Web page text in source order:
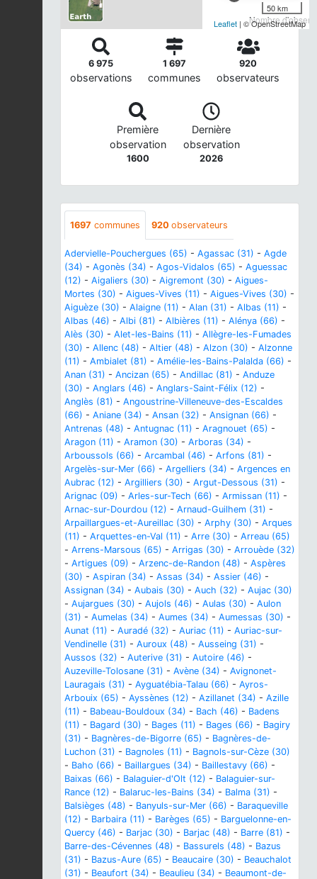
Nombre
50 km
Leaflet | © OpenStreetMap
6 975
observations
1 697
communes
920
observateurs
Première
observation
1600
Dernière
observation
2026
1697 communes 920 observateurs
Adervielle-Pouchergues (65) - Agassac (31) - Agde
(34) - Agonès (34) - Agos-Vidalos (65) - Aguessac
(12) - Aigaliers (30) - Aigremont (30) - Aigues-
Mortes (30) - Aigues-Vives (11) - Aigues-Vives (30) -
Aiguèze (30) - Alaigne (11) - Alan (31) - Albas (11) -
Albas (46) - Albi (81) - Albières (11) - Alénya (66) -
Alès (30) - Alet-les-Bains (11) - Allègre-les-Fumades
(30) - Allenc (48) - Altier (48) - Alzon (30) - Alzonne
(11) - Ambialet (81) - Amélie-les-Bains-Palalda (66) -
Anan (31) - Ancizan (65) - Andillac (81) - Anduze
(30) - Anglars (46) - Anglars-Saint-Félix (12) -
Anglès (81) - Angoustrine-Villeneuve-des-Escaldes
(66) - Aniane (34) - Ansan (32) - Ansignan (66) -
Antrenas (48) - Antugnac (11) - Aragnouet (65) -
Aragon (11) - Aramon (30) - Arboras (34) -
Arboussols (66) - Arcambal (46) - Arfons (81) -
Argelès-sur-Mer (66) - Argelliers (34) - Argences en
Aubrac (12) - Argilliers (30) - Argut-Dessous (31) -
Arignac (09) - Arles-sur-Tech (66) - Armissan (11) -
Arnac-sur-Dourdou (12) - Arnaud-Guilhem (31) -
Arpaillargues-et-Aureillac (30) - Arphy (30) - Arques
(11) - Arquettes-en-Val (11) - Arre (30) - Arreau (65)
- Arrens-Marsous (65) - Arrigas (30) - Arrouède (32)
- Artigues (09) - Arzenc-de-Randon (48) - Aspères
(30) - Aspiran (34) - Assas (34) - Assier (46) -
Assignan (34) - Aubais (30) - Auch (32) - Aujac (30)
- Aujargues (30) - Aujols (46) - Aulas (30) - Aulon
(31) - Aumelas (34) - Aumes (34) - Aumessas (30) -
Aunat (11) - Auradé (32) - Auriac (11) - Auriac-sur-
Vendinelle (31) - Auroux (48) - Ausseing (31) -
Aussos (32) - Auterive (31) - Autoire (46) -
Auzeville-Tolosane (31) - Avène (34) - Avignonet-
Lauragais (31) - Ayguatébia-Talau (66) - Ayros-
Arbouix (65) - Ayssènes (12) - Azillanet (34) - Azille
(11) - Babeau-Bouldoux (34) - Bach (46) - Badens
(11) - Bagard (30) - Bages (11) - Bages (66) - Bagiry
(31) - Bagnères-de-Bigorre (65) - Bagnères-de-
Luchon (31) - Bagnoles (11) - Bagnols-sur-Cèze (30)
- Baho (66) - Baillargues (34) - Baillestavy (66) -
Baixas (66) - Balaguier-d'Olt (12) - Balaguier-sur-
Rance (12) - Balaruc-les-Bains (34) - Balma (31) -
Balsièges (48) - Banyuls-sur-Mer (66) - Baraqueville
(12) - Barbaira (11) - Barèges (65) - Barguelonne-en-
Quercy (46) - Barjac (30) - Barjac (48) - Barre (81) -
Barre-des-Cévennes (48) - Bassurels (48) - Bazus
(31) - Bazus-Aure (65) - Beaucaire (30) - Beauchalot
(31) - Beaufort (34) - Beaulieu (34) - Beaumont-de-